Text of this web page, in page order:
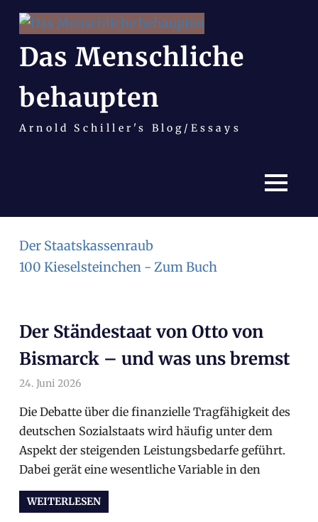
Inhalt
springen
Das Menschliche
behaupten
Arnold Schiller's Blog/Essays
MENÜ
Der Staatskassenraub
100 Kieselsteinchen - Zum Buch
Der Ständestaat von Otto von
Bismarck – und was uns bremst
24. Juni 2026
Die Debatte über die finanzielle Tragfähigkeit des
deutschen Sozialstaats wird häufig unter dem
Aspekt der steigenden Leistungsbedarfe geführt.
Dabei gerät eine wesentliche Variable in den
WEITERLESEN